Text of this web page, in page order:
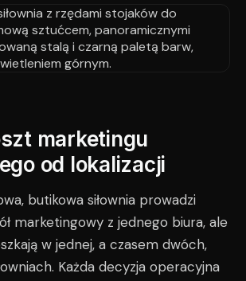
marketingu
od lokalizacji
butikowa siłownia prowadzi
marketingowy z jednego biura, ale
w jednej, a czasem dwóch,
Każda decyzja operacyjna